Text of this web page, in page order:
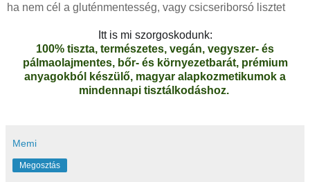
ha nem cél a gluténmentesség, vagy csicseriborsó lisztet
Itt is mi szorgoskodunk:
100% tiszta, természetes, vegán, vegyszer- és
pálmaolajmentes, bőr- és környezetbarát, prémium
anyagokból készülő, magyar alapkozmetikumok a
mindennapi tisztálkodáshoz.
Memi
Megosztás